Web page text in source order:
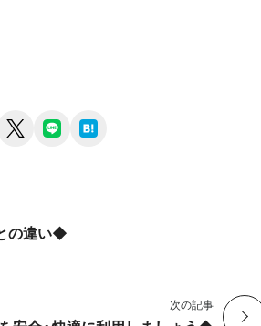
facebook line
の違い◆
次の記事